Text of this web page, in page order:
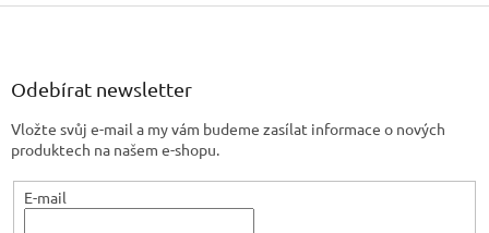
Z
Odebírat newsletter
Vložte svůj e-mail a my vám budeme zasílat informace o nových
produktech na našem e-shopu.
E-mail